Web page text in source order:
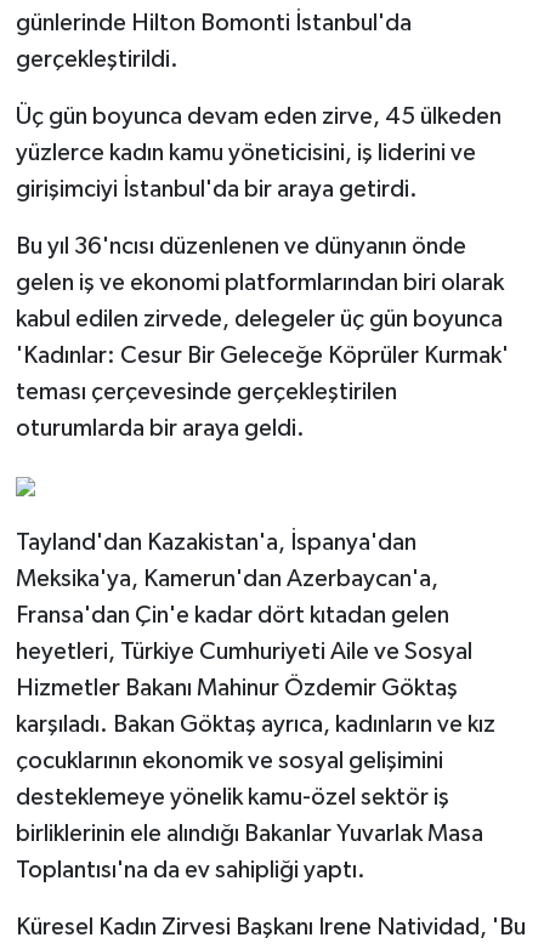
günlerinde Hilton Bomonti İstanbul'da
gerçekleştirildi.
Üç gün boyunca devam eden zirve, 45 ülkeden
yüzlerce kadın kamu yöneticisini, iş liderini ve
girişimciyi İstanbul'da bir araya getirdi.
Bu yıl 36'ncısı düzenlenen ve dünyanın önde
gelen iş ve ekonomi platformlarından biri olarak
kabul edilen zirvede, delegeler üç gün boyunca
'Kadınlar: Cesur Bir Geleceğe Köprüler Kurmak'
teması çerçevesinde gerçekleştirilen
oturumlarda bir araya geldi.
Tayland'dan Kazakistan'a, İspanya'dan
Meksika'ya, Kamerun'dan Azerbaycan'a,
Fransa'dan Çin'e kadar dört kıtadan gelen
heyetleri, Türkiye Cumhuriyeti Aile ve Sosyal
Hizmetler Bakanı Mahinur Özdemir Göktaş
karşıladı. Bakan Göktaş ayrıca, kadınların ve kız
çocuklarının ekonomik ve sosyal gelişimini
desteklemeye yönelik kamu-özel sektör iş
birliklerinin ele alındığı Bakanlar Yuvarlak Masa
Toplantısı'na da ev sahipliği yaptı.
Küresel Kadın Zirvesi Başkanı Irene Natividad, 'Bu